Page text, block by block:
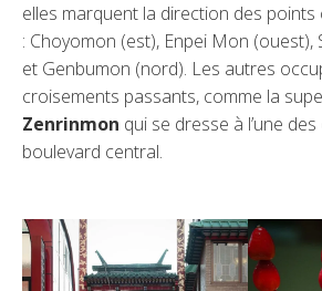
elles marquent la direction des points
: Choyomon (est), Enpei Mon (ouest),
et Genbumon (nord). Les autres
croisements passants, comme la
Zenrinmon qui se dresse à l’une
boulevard central.